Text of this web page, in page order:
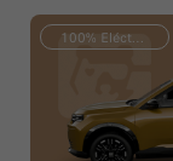
100% Eléctrico